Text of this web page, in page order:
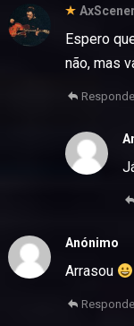
Espero
não, mas
Anónimo
Arrasou